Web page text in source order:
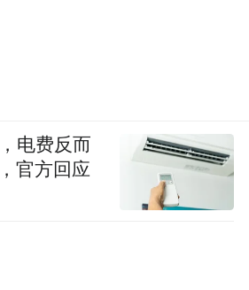
电费反而
官方回应